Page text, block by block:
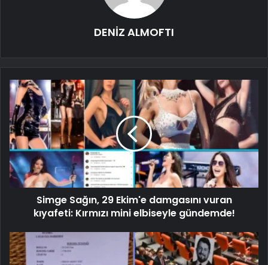
DENİZ ALMOFTI
Simge Sağın, 29 Ekim'e damgasını vuran
kıyafeti: Kırmızı mini elbiseyle gündemde!